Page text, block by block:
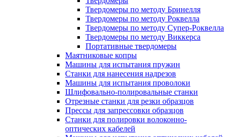
Твердомеры по методу Бринелля
Твердомеры по методу Роквелла
Твердомеры по методу Супер-Роквелла
Твердомеры по методу Виккерса
Портативные твердомеры
Маятниковые копры
Машины для испытания пружин
Станки для нанесения надрезов
Машины для испытания проволоки
Шлифовально-полировальные станки
Отрезные станки для резки образцов
Прессы для запрессовки образцов
Станки для полировки волоконно-
оптических кабелей